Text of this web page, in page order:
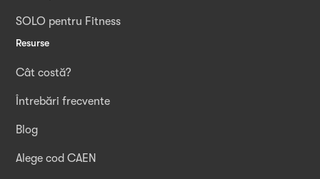
SOLO pentru Fitness
Resurse
Cât costă?
Întrebări frecvente
Blog
Alege cod CAEN